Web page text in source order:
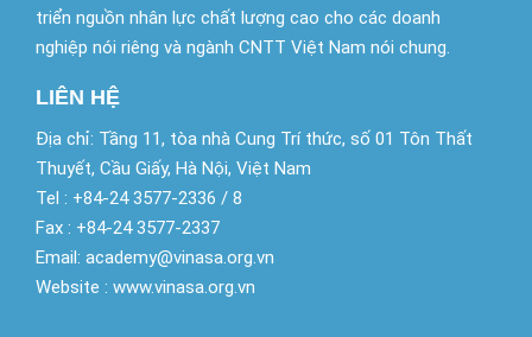
triển nguồn nhân lực chất lượng cao cho các doanh
nghiệp nói riêng và ngành CNTT Việt Nam nói chung.
LIÊN HỆ
Địa chỉ: Tầng 11, tòa nhà Cung Trí thức, số 01 Tôn Thất
Thuyết, Cầu Giấy, Hà Nội, Việt Nam
Tel : +84-24 3577-2336 / 8
Fax : +84-24 3577-2337
Email: academy@vinasa.org.vn
Website : www.vinasa.org.vn